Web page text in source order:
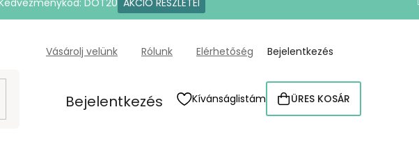
DOT20 AKCIÓ RÉSZLETEI
Vásárolj velünk Rólunk Elérhetőség Bejelentkezés
Bejelentkezés Kívánságlistám KOSÁR
ÜRES KOSÁR